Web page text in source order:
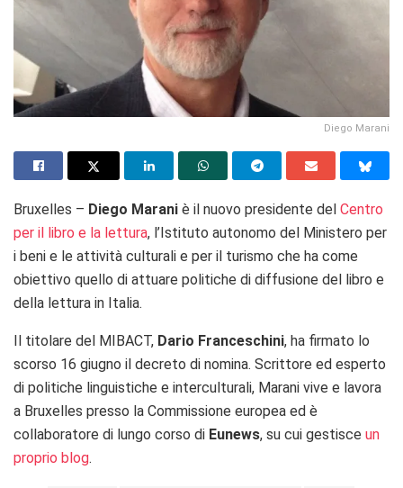
Diego Marani
Bruxelles – Diego Marani è il nuovo presidente del Centro
per il libro e la lettura, l’Istituto autonomo del Ministero per
i beni e le attività culturali e per il turismo che ha come
obiettivo quello di attuare politiche di diffusione del libro e
della lettura in Italia.
Il titolare del MIBACT, Dario Franceschini, ha firmato lo
scorso 16 giugno il decreto di nomina. Scrittore ed esperto
di politiche linguistiche e interculturali, Marani vive e lavora
a Bruxelles presso la Commissione europea ed è
collaboratore di lungo corso di Eunews, su cui gestisce un
proprio blog.